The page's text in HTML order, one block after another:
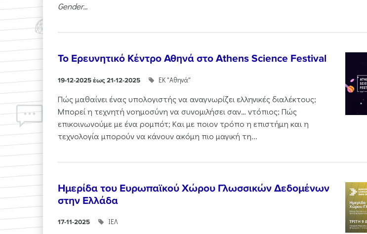
Gender...
Το Ερευνητικό Κέντρο Αθηνά στο Athens Science Festival
19-12-2025 έως 21-12-2025 ΕΚ "Αθηνά"
Πώς μαθαίνει ένας υπολογιστής να αναγνωρίζει ελληνικές διαλέκτους;
Μπορεί η τεχνητή νοημοσύνη να συνομιλήσει σαν… ντόπιος; Πώς
επικοινωνούμε με ένα ρομπότ; Και με ποιον τρόπο η επιστήμη και η
τεχνολογία μπορούν να κάνουν ακόμη πιο μαγική τη...
Ημερίδα του Ευρωπαϊκού Χώρου Γλωσσικών Δεδομένων
στην Ελλάδα
17-11-2025 ΙΕΛ